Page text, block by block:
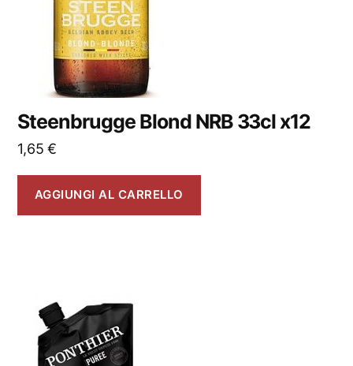
Steenbrugge Blond NRB 33cl x12
1,65€
AGGIUNGI AL CARRELLO